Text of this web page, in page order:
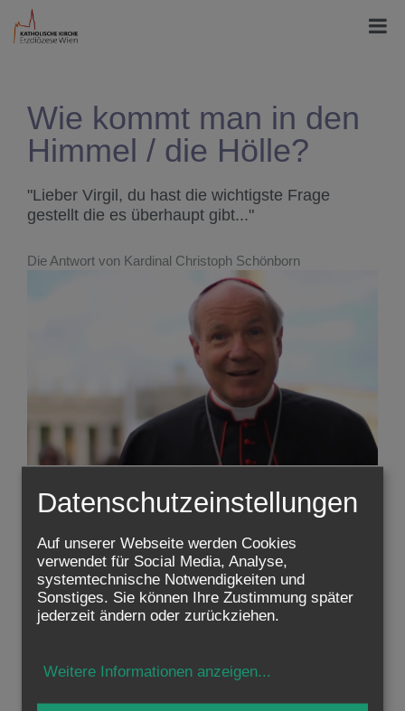
Wie kommt man in den
Himmel / die Hölle?
"Lieber Virgil, du hast die wichtigste Frage
gestellt die es überhaupt gibt..."
Die Antwort von Kardinal Christoph Schönborn
Zustimmung erforderlich!
Bitte akzeptieren Sie
Cookies von Youtube
laden Sie
die Seite neu, um diesen Inhalt sehen zu können.
Datenschutzeinstellungen
Auf unserer Webseite werden Cookies
verwendet für Social Media, Analyse,
systemtechnische Notwendigkeiten und
Sonstiges. Sie können Ihre Zustimmung später
jederzeit ändern oder zurückziehen.
Weitere Informationen anzeigen...